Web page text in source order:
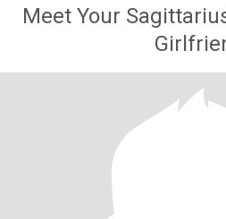
Meet Your